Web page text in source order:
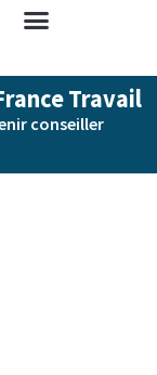
Travail
conseiller